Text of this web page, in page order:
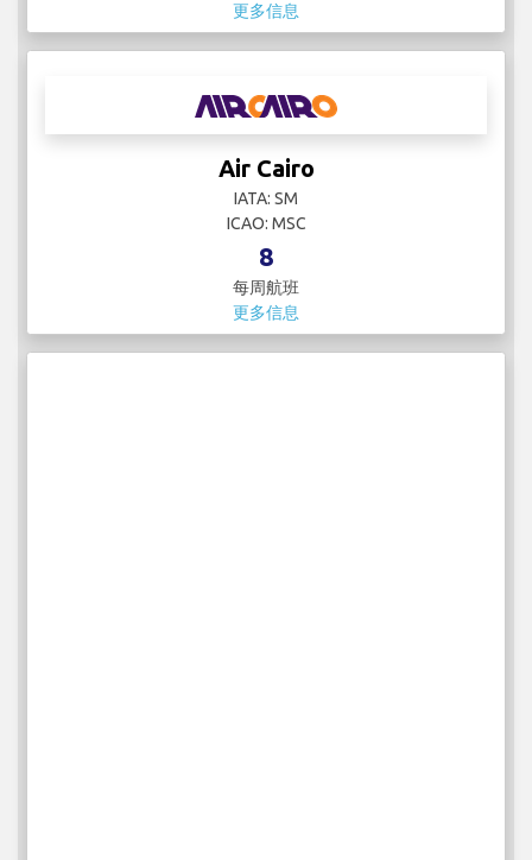
更多信息
Air Cairo
IATA: SM
ICAO: MSC
8
每周航班
更多信息